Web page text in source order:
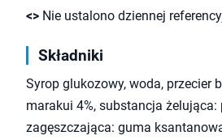
<> Nie ustalono dziennej
Składniki
Syrop glukozowy, woda, przecier
marakui 4%, substancja
zagęszczająca: guma